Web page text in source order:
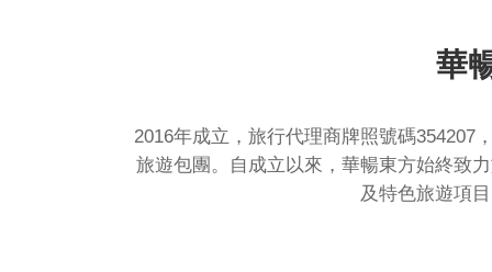
華
2016年成立，旅行代理商牌照號碼354207
旅遊包團。自成立以來，華暢東方始終致
及特色旅遊項